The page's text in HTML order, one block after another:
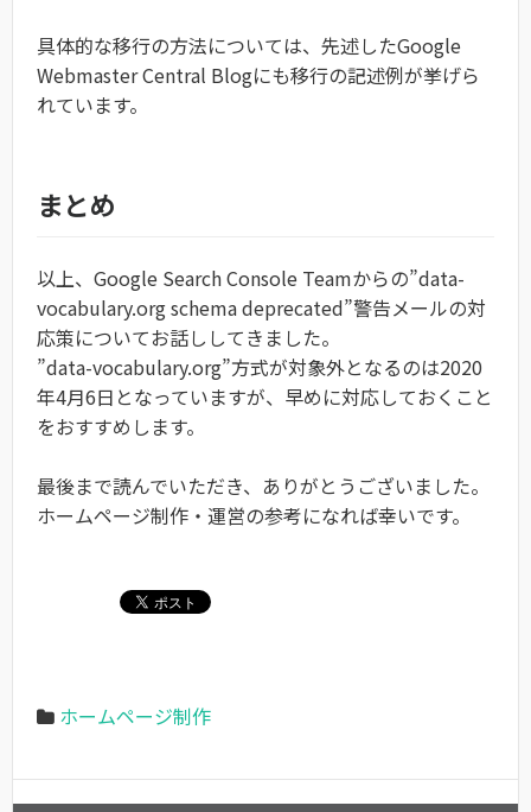
具体的な移行の方法については、先述したGoogle
Webmaster Central Blogにも移行の記述例が挙げら
れています。
まとめ
以上、Google Search Console Teamからの”data-
vocabulary.org schema deprecated”警告メールの対
応策についてお話ししてきました。
”data-vocabulary.org”方式が対象外となるのは2020
年4月6日となっていますが、早めに対応しておくこと
をおすすめします。
最後まで読んでいただき、ありがとうございました。
ホームページ制作・運営の参考になれば幸いです。
ホームページ制作